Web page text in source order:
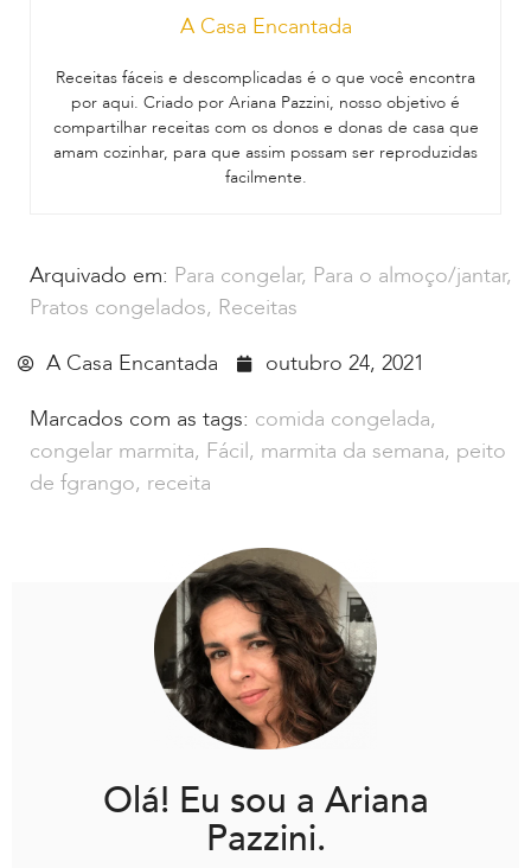
A Casa Encantada
Receitas fáceis e descomplicadas é o que você encontra
por aqui. Criado por Ariana Pazzini, nosso objetivo é
compartilhar receitas com os donos e donas de casa que
amam cozinhar, para que assim possam ser reproduzidas
facilmente.
Arquivado em: Para congelar, Para o almoço/jantar,
Pratos congelados, Receitas
A Casa Encantada
outubro 24, 2021
Marcados com as tags: comida congelada,
congelar marmita, Fácil, marmita da semana, peito
de fgrango, receita
Olá! Eu sou a Ariana
Pazzini.